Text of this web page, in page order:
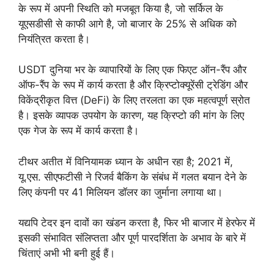
के रूप में अपनी स्थिति को मजबूत किया है, जो सर्किल के
यूएसडीसी से काफी आगे है, जो बाजार के 25% से अधिक को
नियंत्रित करता है।
USDT दुनिया भर के व्यापारियों के लिए एक फिएट ऑन-रैंप और
ऑफ-रैंप के रूप में कार्य करता है और क्रिप्टोक्यूरेंसी ट्रेडिंग और
विकेंद्रीकृत वित्त (DeFi) के लिए तरलता का एक महत्वपूर्ण स्रोत
है। इसके व्यापक उपयोग के कारण, यह क्रिप्टो की मांग के लिए
एक गेज के रूप में कार्य करता है।
टीथर अतीत में विनियामक ध्यान के अधीन रहा है; 2021 में,
यू.एस. सीएफटीसी ने रिजर्व बैकिंग के संबंध में गलत बयान देने के
लिए कंपनी पर 41 मिलियन डॉलर का जुर्माना लगाया था।
यद्यपि टेदर इन दावों का खंडन करता है, फिर भी बाजार में हेरफेर में
इसकी संभावित संलिप्तता और पूर्ण पारदर्शिता के अभाव के बारे में
चिंताएं अभी भी बनी हुई हैं।